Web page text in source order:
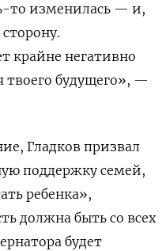
то изменилась — и,
крайне негативно
твоего будущего», —
Гладков призвал
поддержку семей,
ребенка»,
должна быть со всех
будет